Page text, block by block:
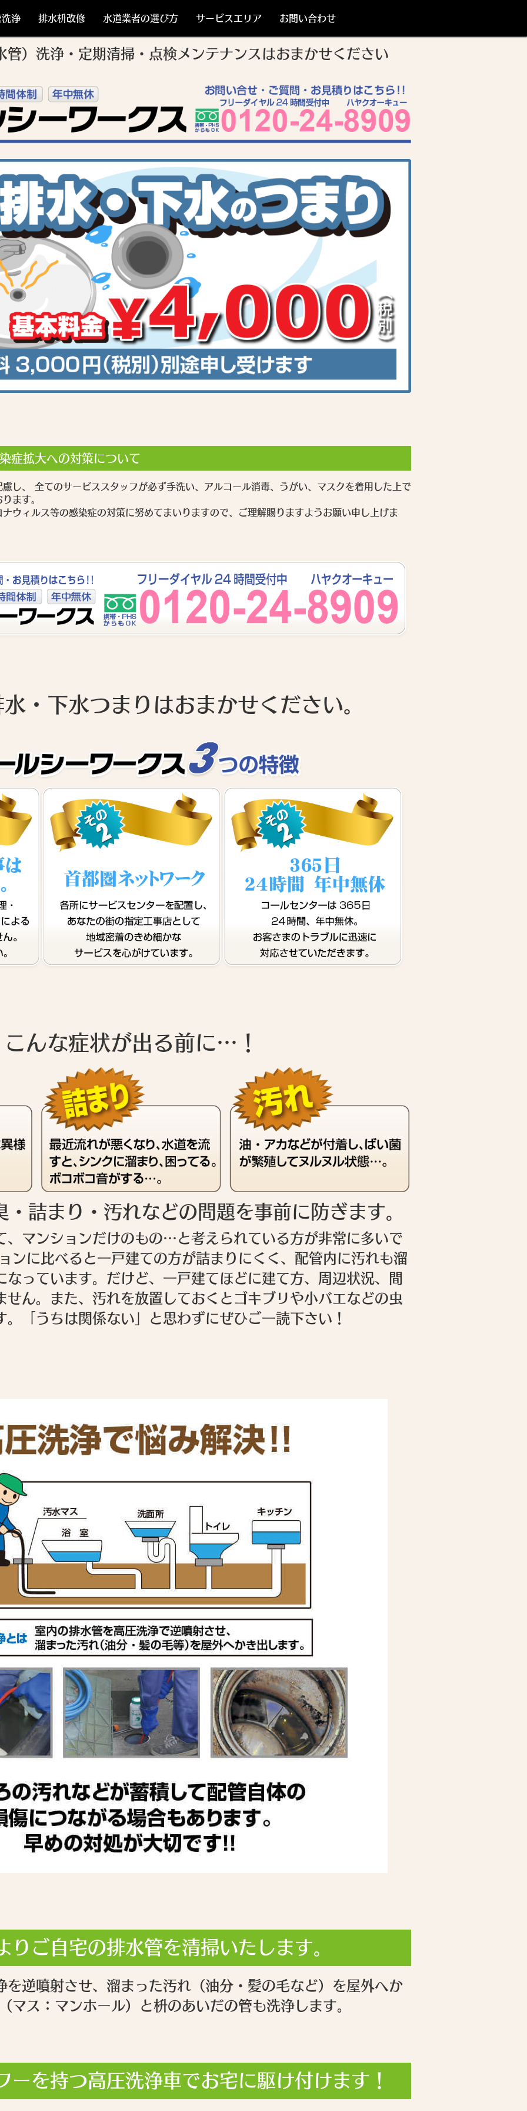
洗浄 排水枡改修 水道業者の選び方 サービスエリア お問い合わせ
管）洗浄・定期清掃・点検メンテナンスはおまかせください
症拡大への対策について
し、 全てのサービススタッフが必ず手洗い、アルコール消毒、うがい、マスクを着用した上で
ます。
ウィルス等の感染症の対策に努めてまいりますので、ご理解賜りますようお願い申し上げま
・下水つまりはおまかせください。
こんな症状が出る前に…！
詰まり・汚れなどの問題を事前に防ぎます。
、マンションだけのもの…と考えられている方が非常に多いで
ンに比べると一戸建ての方が詰まりにくく、配管内に汚れも溜
なっています。だけど、一戸建てほどに建て方、周辺状況、間
せん。また、汚れを放置しておくとゴキブリや小バエなどの虫
「うちは関係ない」と思わずにぜひご一読下さい！
りご自宅の排水管を清掃いたします。
を逆噴射させ、溜まった汚れ（油分・髪の毛など）を屋外へか
マス：マンホール）と枡のあいだの管も洗浄します。
ーを持つ高圧洗浄車でお宅に駆け付けます！